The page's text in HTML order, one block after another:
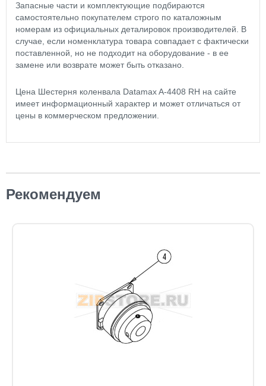
Запасные части и комплектующие подбираются
самостоятельно покупателем строго по каталожным
номерам из официальных деталировок производителей. В
случае, если номенклатура товара совпадает с фактически
поставленной, но не подходит на оборудование - в ее
замене или возврате может быть отказано.
Цена Шестерня коленвала Datamax A-4408 RH на сайте
имеет информационный характер и может отличаться от
цены в коммерческом предложении.
Рекомендуем